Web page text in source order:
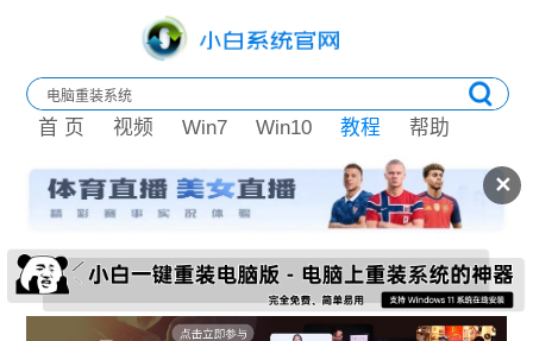
✕
首 页 视频 Win7 Win10 教程 帮助